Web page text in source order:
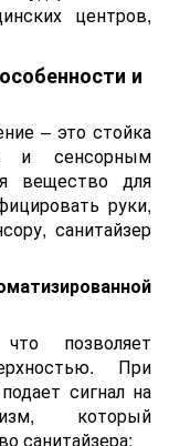
центров,
и
– это стойка
и сенсорным
вещество для
руки,
санитайзер
что позволяет
При
сигнал на
который
санитайзера;